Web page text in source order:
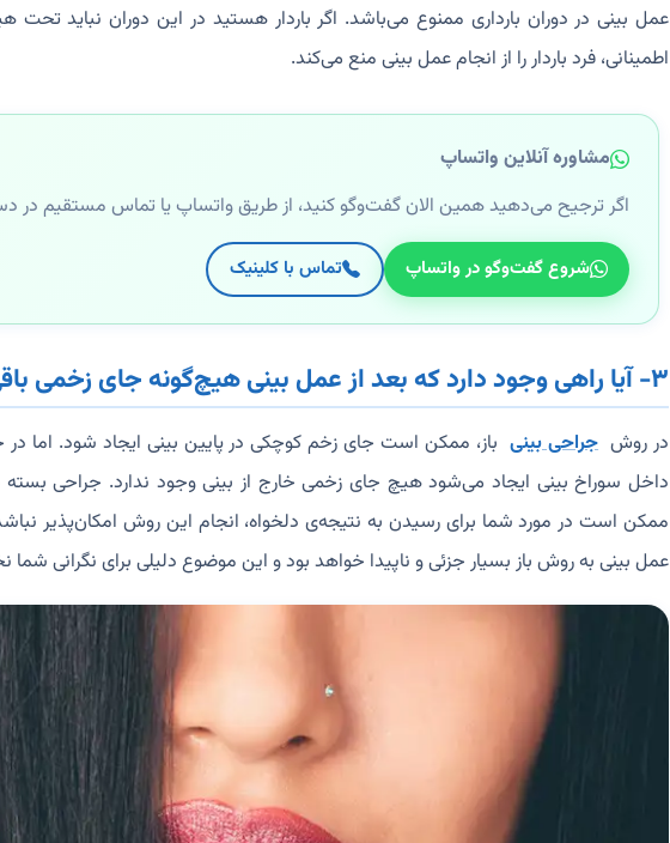
عمل بینی در دوران بارداری ممنوع می‌باشد. اگر باردار هستید در این دوران نباید تحت
اطمینانی، فرد باردار را از انجام عمل بینی منع می‌کند.
مشاوره آنلاین واتساپ
اگر ترجیح می‌دهید همین الان گفت‌وگو کنید، از طریق واتساپ یا تماس مستقیم
شروع گفت‌وگو در واتساپ تماس با کلینیک
۳- آیا راهی وجود دارد که بعد از عمل بینی هیچ‌گونه جای زخمی باقی نماند؟
در روش جراحی بینی باز، ممکن است جای زخم کوچکی در پایین بینی ایجاد شود. اما
داخل سوراخ بینی ایجاد می‌شود هیچ جای زخمی خارج از بینی وجود ندارد. جراحی
ممکن است در مورد شما برای رسیدن به نتیجه‌ی دلخواه، انجام این روش امکان‌پذیر
عمل بینی به روش باز بسیار جزئی و ناپیدا خواهد بود و این موضوع دلیلی برای نگرانی